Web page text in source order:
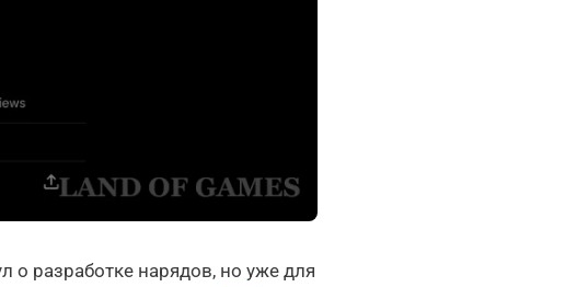
о разработке нарядов, но уже для